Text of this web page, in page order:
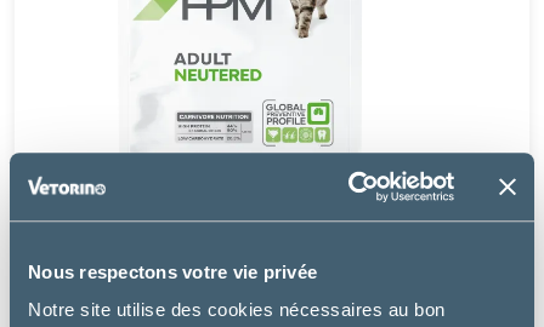
Nous respectons votre vie privée
Notre site utilise des cookies nécessaires au bon
Virbac